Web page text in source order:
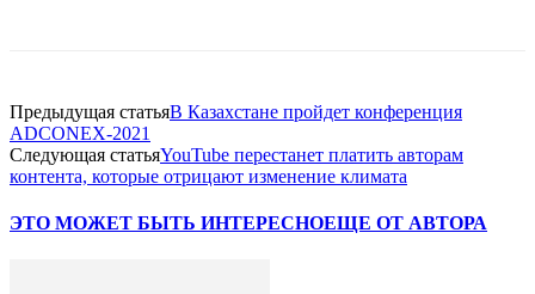
Предыдущая статьяВ Казахстане пройдет конференция
ADCONEX-2021
Следующая статьяYouTube перестанет платить авторам
контента, которые отрицают изменение климата
ЭТО МОЖЕТ БЫТЬ ИНТЕРЕСНОЕЩЕ ОТ АВТОРА